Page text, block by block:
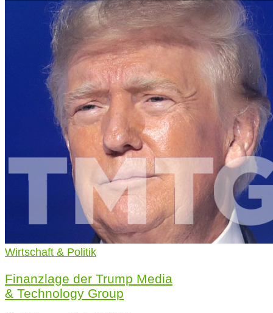
Wirtschaft & Politik
Finanzlage der Trump Media
& Technology Group